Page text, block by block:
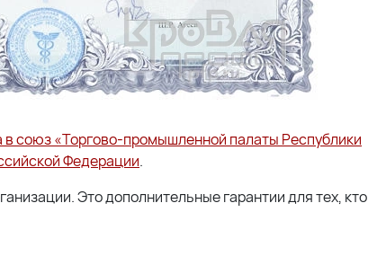
в союз «Торгово-промышленной палаты Республики
Федерации.
Это дополнительные гарантии для тех, кто